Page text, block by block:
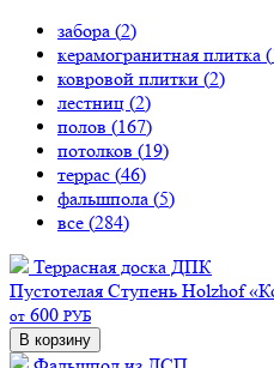
забора (2)
керамогранитная плитка (
ковровой плитки (2)
лестниц (2)
полов (167)
потолков (19)
террас (46)
фальшпола (5)
все (284)
Террасная доска ДПК
Пустотелая Ступень Holzhof
от 600 РУБ
В корзину